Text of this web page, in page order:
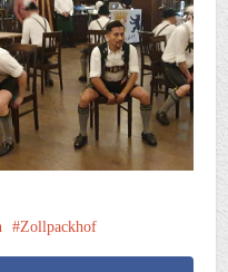
Zollpackhof